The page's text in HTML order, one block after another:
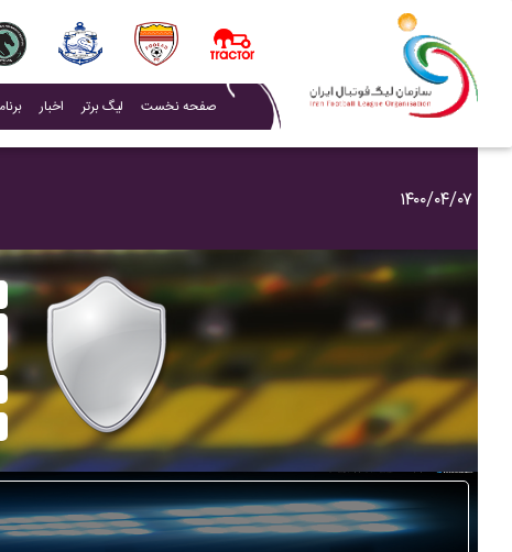
صفحه نخست لیگ برتر اخبار(current)
۱۴۰۰/۰۴/۰۷